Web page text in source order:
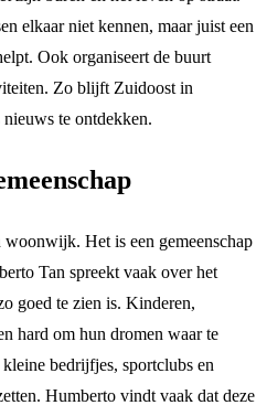
elkaar niet kennen, maar juist een
Ook organiseert de buurt
Zo blijft Zuidoost in
te ontdekken.
woonwijk. Het is een gemeenschap
Tan spreekt vaak over het
goed te zien is. Kinderen,
hard om hun dromen waar te
bedrijfjes, sportclubs en
Humberto vindt vaak dat deze